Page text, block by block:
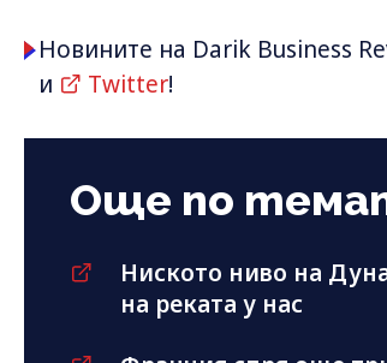
Новините на Darik Business
и
Twitter!
Още по
Ниското ниво на
на реката у нас